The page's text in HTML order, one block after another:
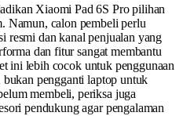
Xiaomi Pad 6S Pro pilihan
Namun, calon pembeli perlu
resmi dan kanal penjualan yang
dan fitur sangat membantu
ini lebih cocok untuk penggunaan
pengganti laptop untuk
membeli, periksa juga
pendukung agar pengalaman